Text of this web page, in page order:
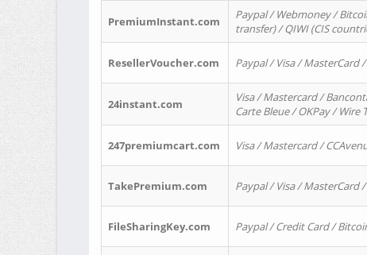
PremiumInstant.com
Paypal / Webmoney /
transfer) / QIWI (CIS
ResellerVoucher.com Paypal / Visa / MasterCard
24instant.com
Visa / Mastercard /
Carte Bleue / OKPay /
247premiumcart.com Visa / Mastercard /
TakePremium.com Paypal / Visa / MasterCard
FileSharingKey.com Paypal / Credit Card /